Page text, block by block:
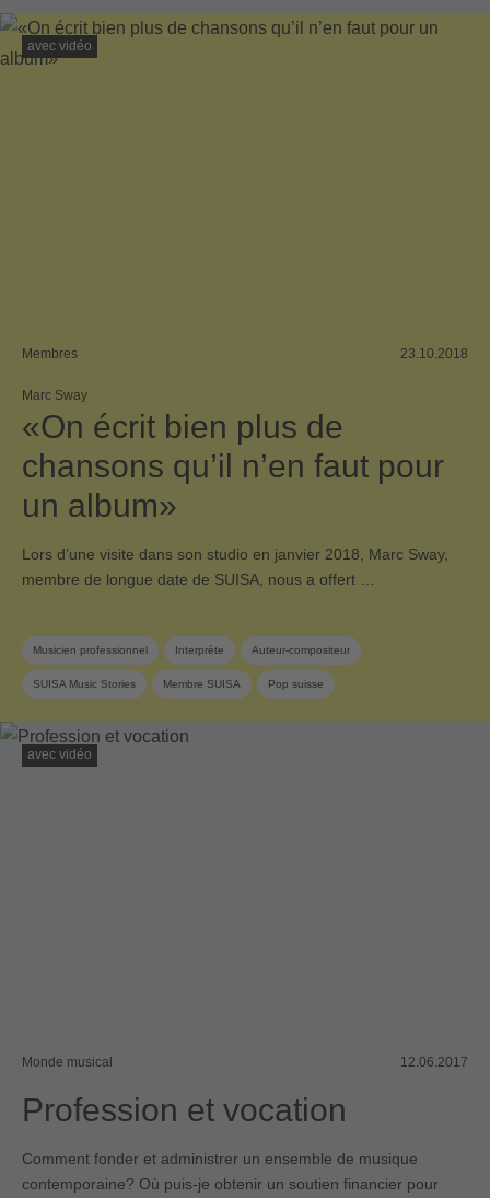
avec vidéo
Membres 23.10.2018
Marc Sway
«On écrit bien plus de
chansons qu’il n’en faut pour
un album»
Lors d’une visite dans son studio en janvier 2018, Marc Sway,
membre de longue date de SUISA, nous a offert …
Musicien professionnel Interprète Auteur-compositeur
SUISA Music Stories Membre SUISA Pop suisse
avec vidéo
Monde musical 12.06.2017
Profession et vocation
Comment fonder et administrer un ensemble de musique
contemporaine? Où puis-je obtenir un soutien financier pour